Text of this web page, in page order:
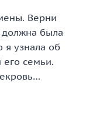
Верни
была
я узнала об
его семьи.